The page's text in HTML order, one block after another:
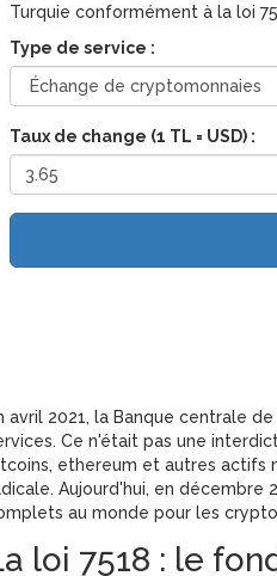
Turquie conformément à la loi
Type de service :
Taux de change (1 TL = USD) :
avril 2021, la Banque centrale
Ce n'était pas une
ethereum et autres actifs
Aujourd'hui, en décembre
au monde pour les
loi 7518 : le